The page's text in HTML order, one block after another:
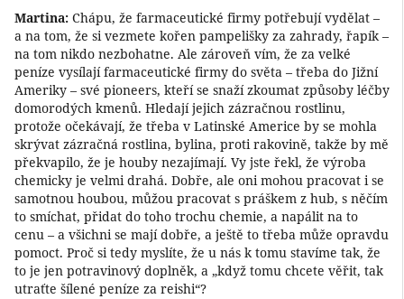
Martina: Chápu, že farmaceutické firmy potřebují vydělat –
a na tom, že si vezmete kořen pampelišky za zahrady, řapík –
na tom nikdo nezbohatne. Ale zároveň vím, že za velké
peníze vysílají farmaceutické firmy do světa – třeba do Jižní
Ameriky – své pioneers, kteří se snaží zkoumat způsoby léčby
domorodých kmenů. Hledají jejich zázračnou rostlinu,
protože očekávají, že třeba v Latinské Americe by se mohla
skrývat zázračná rostlina, bylina, proti rakovině, takže by mě
překvapilo, že je houby nezajímají. Vy jste řekl, že výroba
chemicky je velmi drahá. Dobře, ale oni mohou pracovat i se
samotnou houbou, můžou pracovat s práškem z hub, s něčím
to smíchat, přidat do toho trochu chemie, a napálit na to
cenu – a všichni se mají dobře, a ještě to třeba může opravdu
pomoct. Proč si tedy myslíte, že u nás k tomu stavíme tak, že
to je jen potravinový doplněk, a „když tomu chcete věřit, tak
utraťte šílené peníze za reishi“?